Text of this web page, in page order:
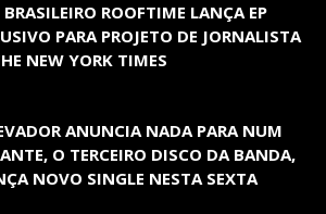
ROOFTIME LANÇA EP
PARA PROJETO DE JORNALISTA
NEW YORK TIMES
ANUNCIA NADA PARA NUM
O TERCEIRO DISCO DA BANDA,
NOVO SINGLE NESTA SEXTA